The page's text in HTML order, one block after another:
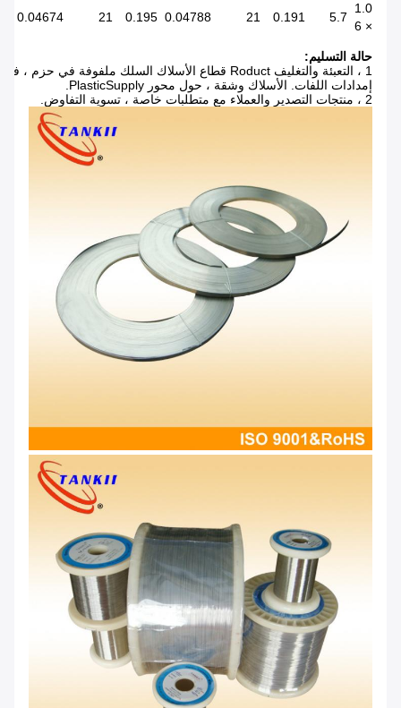
1.0
× 6
5.7
0.191
21
0.04788
0.195
21
0.04674
حالة التسليم:
1 ، التعبئة والتغليف Roduct قطاع الأسلاك السلك ملفوفة في حزم ، في
إمدادات اللفات. الأسلاك وشقة ، حول محور PlasticSupply.
2 ، منتجات التصدير والعملاء مع متطلبات خاصة ، تسوية التفاوض.